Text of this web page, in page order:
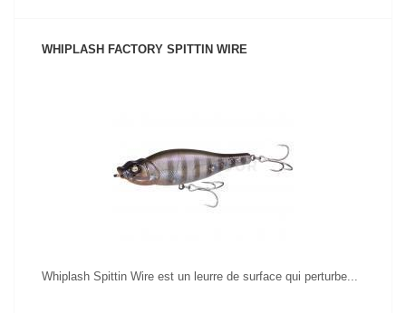
WHIPLASH FACTORY SPITTIN WIRE
Whiplash Spittin Wire est un leurre de surface qui perturbe...